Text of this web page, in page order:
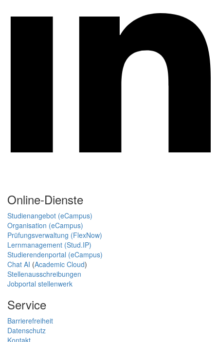
Online-Dienste
Studienangebot (eCampus)
Organisation (eCampus)
Prüfungsverwaltung (FlexNow)
Lernmanagement (Stud.IP)
Studierendenportal (eCampus)
Chat AI (Academic Cloud)
Stellenausschreibungen
Jobportal stellenwerk
Service
Barrierefreiheit
Datenschutz
Kontakt